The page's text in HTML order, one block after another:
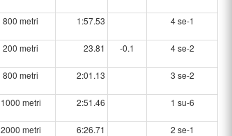
800 metri 1:57.53 4 se-1
200 metri 23.81 -0.1 4 se-2
800 metri 2:01.13 3 se-2
1000 metri 2:51.46 1 su-6
2000 metri 6:26.71 2 se-1